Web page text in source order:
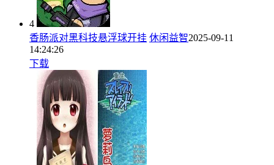
4
香肠派对黑科技悬浮球开挂 休闲益智2025-09-11
14:24:26
下载